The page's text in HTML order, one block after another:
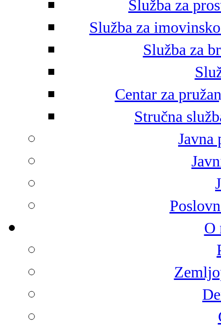
Služba za
Služba za
Služba za
Centar za
Stručna
Javna
O